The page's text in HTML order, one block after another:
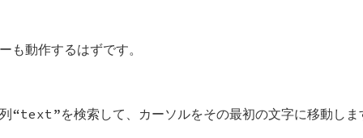
も動作するはずです。
“text”を検索して、カーソルをその最初の文字に移動しま